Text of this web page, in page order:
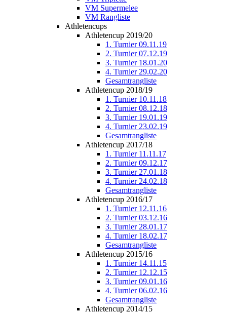
VM Supermelee
VM Rangliste
Athletencups
Athletencup 2019/20
1. Turnier 09.11.19
2. Turnier 07.12.19
3. Turnier 18.01.20
4. Turnier 29.02.20
Gesamtrangliste
Athletencup 2018/19
1. Turnier 10.11.18
2. Turnier 08.12.18
3. Turnier 19.01.19
4. Turnier 23.02.19
Gesamtrangliste
Athletencup 2017/18
1. Turnier 11.11.17
2. Turnier 09.12.17
3. Turnier 27.01.18
4. Turnier 24.02.18
Gesamtrangliste
Athletencup 2016/17
1. Turnier 12.11.16
2. Turnier 03.12.16
3. Turnier 28.01.17
4. Turnier 18.02.17
Gesamtrangliste
Athletencup 2015/16
1. Turnier 14.11.15
2. Turnier 12.12.15
3. Turnier 09.01.16
4. Turnier 06.02.16
Gesamtrangliste
Athletencup 2014/15